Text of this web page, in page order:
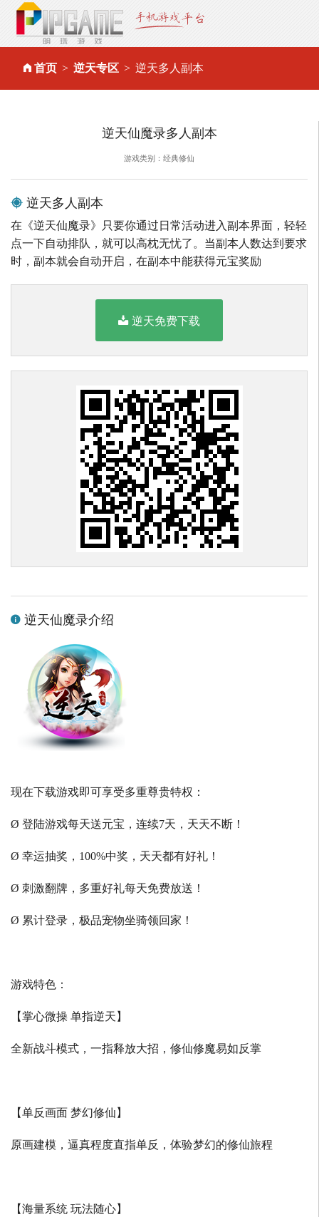
首页 逆天专区 逆天多人副本
逆天仙魔录多人副本
游戏类别：经典修仙
逆天多人副本
在《逆天仙魔录》只要你通过日常活动进入副本界面，轻轻
点一下自动排队，就可以高枕无忧了。当副本人数达到要求
时，副本就会自动开启，在副本中能获得元宝奖励
逆天免费下载
逆天仙魔录介绍
现在下载游戏即可享受多重尊贵特权：
Ø 登陆游戏每天送元宝，连续7天，天天不断！
Ø 幸运抽奖，100%中奖，天天都有好礼！
Ø 刺激翻牌，多重好礼每天免费放送！
Ø 累计登录，极品宠物坐骑领回家！
游戏特色：
【掌心微操 单指逆天】
全新战斗模式，一指释放大招，修仙修魔易如反掌
【单反画面 梦幻修仙】
原画建模，逼真程度直指单反，体验梦幻的修仙旅程
【海量系统 玩法随心】